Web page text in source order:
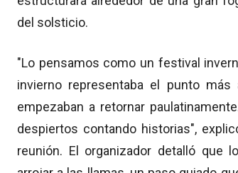
del solsticio.
"Lo pensamos como un festival
invierno representaba el punto
empezaban a retornar
despiertos contando historias",
reunión. El organizador detalló que